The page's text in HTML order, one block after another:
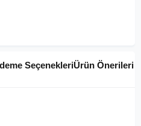
SeçenekleriÜrün Önerileri